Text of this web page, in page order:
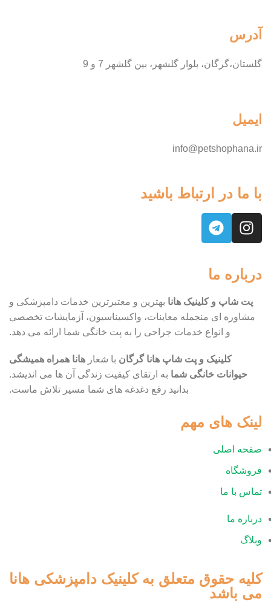
لینک های مهم
صفحه اصلی
فروشگاه
تماس با ما
درباره ما
وبلاگ
درباره ما
پت شاپ و کلینیک هانا بهترین و معتبرترین خدمات دامپزشکی و
مشاوره ای منجمله معاینات، واکسیناسیون، آزمایشات تخصصی
و انواع خدمات جراحی را به پت خانگی شما ارائه می دهد.
کلینیک و پت شاپ هانا گرگان با شعار هانا همراه همیشگی
حیوانات خانگی شما به ارتقای کیفیت زندگی آن ها می اندیشد.
بدانید رفع دغدغه های شما مسیر تلاش ماست.
آدرس
گلستان،گرگان، بلوار گلشهر، بین گلشهر 7 و 9
ایمیل
info@petshophana.ir
با ما در ارتباط باشید
کلیه حقوق متعلق به کلینیک دامپزشکی هانا
می باشد